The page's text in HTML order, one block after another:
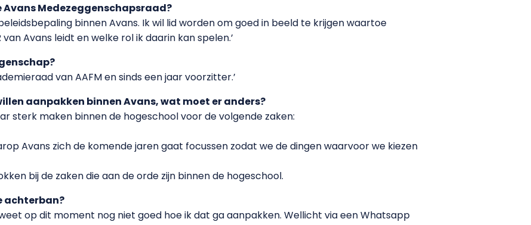
Medezeggenschapsraad?
binnen Avans. Ik wil lid worden om goed in beeld te krijgen waartoe
Avans leidt en welke rol ik daarin kan spelen.’
van AAFM en sinds een jaar voorzitter.’
aanpakken binnen Avans, wat moet er anders?
sterk maken binnen de hogeschool voor de volgende zaken:
Avans zich de komende jaren gaat focussen zodat we de dingen waarvoor we kiezen
bij de zaken die aan de orde zijn binnen de hogeschool.
achterban?
op dit moment nog niet goed hoe ik dat ga aanpakken. Wellicht via een Whatsapp